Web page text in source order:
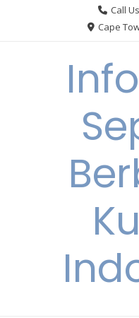
Call
Cape